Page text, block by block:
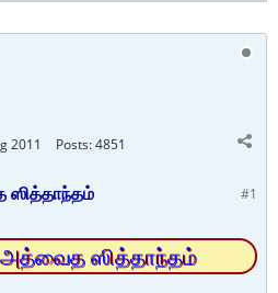
2011 Posts:4851
#1
ஸித்தாந்தம்
அத்வைத ஸித்தாந்தம்